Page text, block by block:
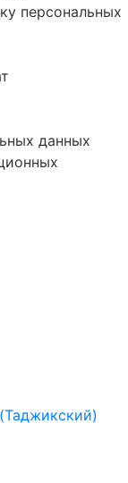
персональных
данных
(Таджикский)